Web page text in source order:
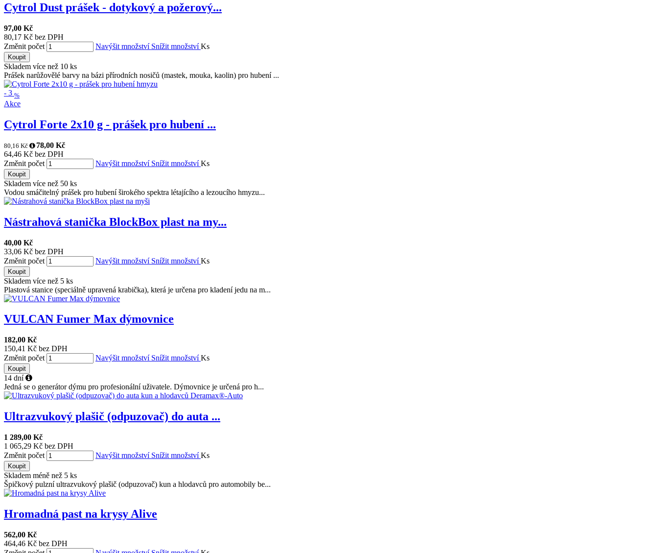
Cytrol Dust prášek - dotykový a požerový...
97,00 Kč
80,17 Kč bez DPH
Změnit počet
Navýšit množství Snížit množstvíKs
Koupit
Skladem více než 10 ks
Prášek narůžovělé barvy na bázi přírodních nosičů (mastek, mouka, kaolin) pro hubení ...
- 3 %
Akce
Cytrol Forte 2x10 g - prášek pro hubení ...
80,16 Kč
78,00 Kč
64,46 Kč bez DPH
Změnit počet
Navýšit množství Snížit množstvíKs
Koupit
Skladem více než 50 ks
Vodou smáčitelný prášek pro hubení širokého spektra létajícího a lezoucího hmyzu...
Nástrahová stanička BlockBox plast na my...
40,00 Kč
33,06 Kč bez DPH
Změnit počet
Navýšit množství Snížit množstvíKs
Koupit
Skladem více než 5 ks
Plastová stanice (speciálně upravená krabička), která je určena pro kladení jedu na m...
VULCAN Fumer Max dýmovnice
182,00 Kč
150,41 Kč bez DPH
Změnit počet
Navýšit množství Snížit množstvíKs
Koupit
14 dní
Jedná se o generátor dýmu pro profesionální uživatele. Dýmovnice je určená pro h...
Ultrazvukový plašič (odpuzovač) do auta ...
1 289,00 Kč
1 065,29 Kč bez DPH
Změnit počet
Navýšit množství Snížit množstvíKs
Koupit
Skladem méně než 5 ks
Špičkový pulzní ultrazvukový plašič (odpuzovač) kun a hlodavců pro automobily be...
Hromadná past na krysy Alive
562,00 Kč
464,46 Kč bez DPH